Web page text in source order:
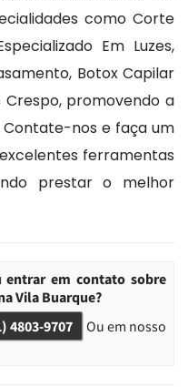
como Corte
Em Luzes,
Botox Capilar
promovendo a
Contate-nos e faça um
ferramentas
prestar o melhor
entrar em contato sobre
Vila Buarque?
4803-9707
Ou em nosso